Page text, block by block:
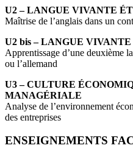
U2 – LANGUE VIVANTE
Maîtrise de l’anglais dans un
U2 bis – LANGUE
Apprentissage d’une deuxième
ou l’allemand
U3 – CULTURE
MANAGÉRIALE
Analyse de l’environnement
des entreprises
ENSEIGNEMENTS